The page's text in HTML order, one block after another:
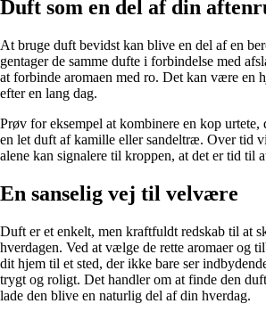
Duft som en del af din
At bruge duft bevidst kan blive en del af en
gentager de samme dufte i forbindelse med
at forbinde aromaen med ro. Det kan være en
efter en lang dag.
Prøv for eksempel at kombinere en kop
en let duft af kamille eller sandeltræ. Over tid
alene kan signalere til kroppen, at det er tid til
En sanselig vej til velvære
Duft er et enkelt, men kraftfuldt redskab til at
hverdagen. Ved at vælge de rette aromaer og
dit hjem til et sted, der ikke bare ser
trygt og roligt. Det handler om at finde den
lade den blive en naturlig del af din hverdag.